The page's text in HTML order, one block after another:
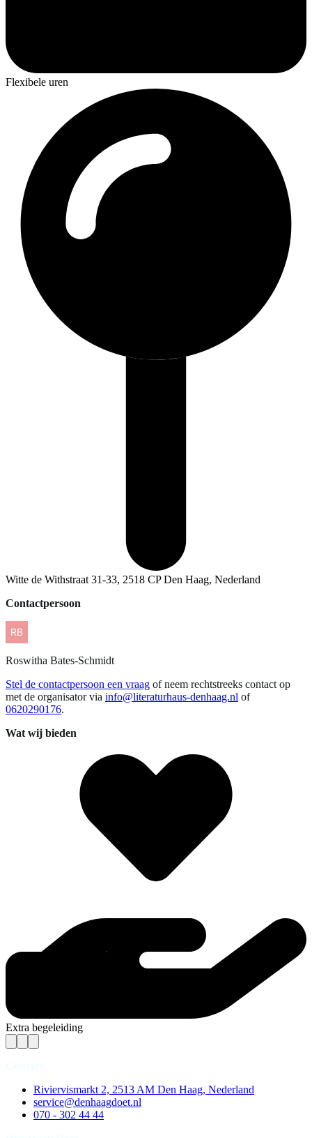
Flexibele uren
Witte de Withstraat 31-33, 2518 CP Den Haag, Nederland
Contactpersoon
Roswitha Bates-Schmidt
Stel de contactpersoon een vraag of neem rechtstreeks contact op
met de organisator via info@literaturhaus-denhaag.nl of
0620290176.
Wat wij bieden
Extra begeleiding
Riviervismarkt 2, 2513 AM Den Haag, Nederland
service@denhaagdoet.nl
070 - 302 44 44